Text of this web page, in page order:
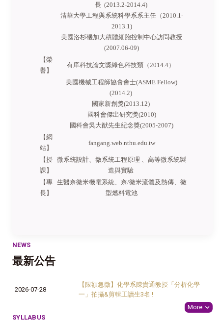
長 (2013.2-2014.4)
清華大學工程與系統科學系系主任（2010.1-
2013.1)
美國洛杉磯加大積體細胞控制中心訪問教授
(2007.06-09)
【榮
譽】
有庠科技論文獎綠色科技類（2014.4）
美國機械工程師協會會士(ASME Fellow)
(2014.2)
國家新創獎(2013.12)
國科會傑出研究獎(2010)
國科會吳大猷先生紀念獎(2005-2007)
【網
站】
fangang.web.nthu.edu.tw
【授
課 】
微系統設計、微系統工程原理 、高等微系統製
造與實驗
【專
長】
生醫奈微米機電系統、奈/微米流體及熱傳、微
型燃料電池
NEWS
最新公告
2026-07-28
【限額急徵】化學系陳貴通教授「分析化學
一」拍攝&剪輯工讀生3名 !
More
SYLLABUS